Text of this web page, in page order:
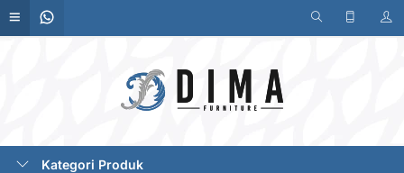
Kategori Produk